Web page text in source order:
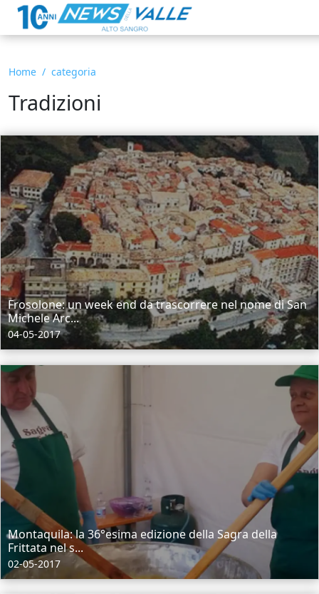
Home categoria
Tradizioni
Frosolone: un week end da trascorrere nel nome di San
Michele Arc...
04-05-2017
Montaquila: la 36°esima edizione della Sagra della
Frittata nel s...
02-05-2017